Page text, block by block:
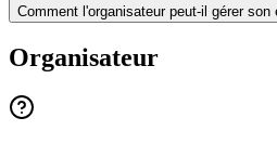
Comment l'organisateur peut-il gérer
Organisateur